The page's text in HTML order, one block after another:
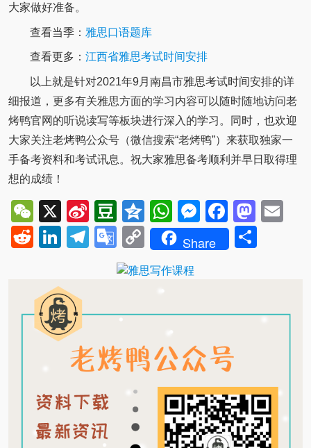
大家做好准备。
查看当季： 雅思口语题库
查看更多： 江西省雅思考试时间安排
以上就是针对2021年9月南昌市雅思考试时间安排的详
细报道，更多有关雅思方面的学习内容可以随时随地访问老
烤鸭官网的听说读写等板块进行深入的学习。同时，也欢迎
大家关注老烤鸭公众号（微信搜索“老烤鸭”）来获取独家一
手备考资料和考试讯息。祝大家雅思备考顺利并早日取得理
想的成绩！
WeChat
X
Sina
Weibo
Douban
QzoneWhatsApp
Messenger
RedditLinkedIn
Telegram
Google
Translate
Copy
Link
Share